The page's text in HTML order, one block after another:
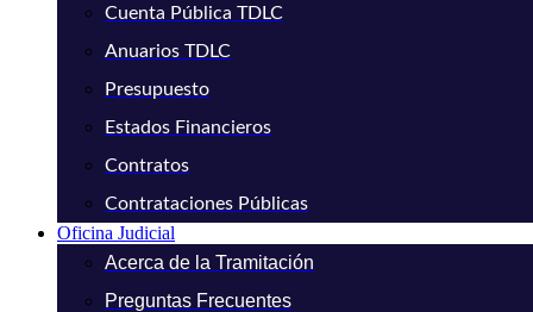
Cuenta Pública TDLC
Anuarios TDLC
Presupuesto
Estados Financieros
Contratos
Contrataciones Públicas
Oficina Judicial
Acerca de la Tramitación
Preguntas Frecuentes